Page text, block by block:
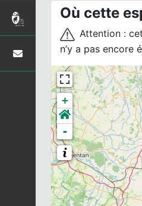
Où cette
Attention :
n’y a pas encore
+
-